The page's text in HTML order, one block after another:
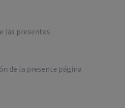
las presentes
de la presente página